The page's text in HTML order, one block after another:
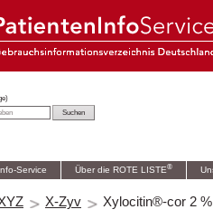
Service Über die ROTE LISTE®
X-Zyv Xylocitin®-cor 2